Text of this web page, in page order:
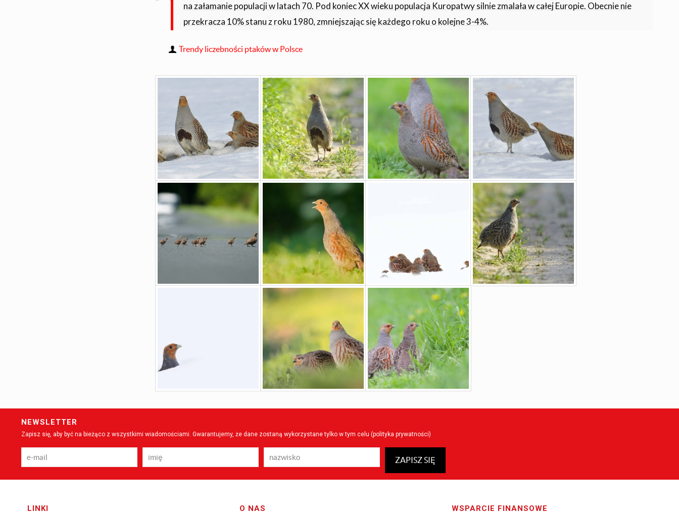
na załamanie populacji w latach 70. Pod koniec XX wieku populacja Kuropatwy silnie zmalała w całej Europie. Obecnie nie
przekracza 10% stanu z roku 1980, zmniejszając się każdego roku o kolejne 3-4%.
Trendy liczebności ptaków w Polsce
NEWSLETTER
Zapisz się, aby być na bieżąco z wszystkimi wiadomościami. Gwarantujemy, że dane zostaną wykorzystane tylko w tym celu (polityka prywatności)
LINKI O NAS WSPARCIE FINANSOWE